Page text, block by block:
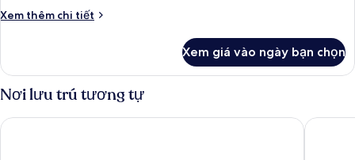
Xem thêm chi tiết
Chi
Single
Superior
Xem giá vào ngày bạn chọn
Nơi lưu trú tương tự
Haller Boutique